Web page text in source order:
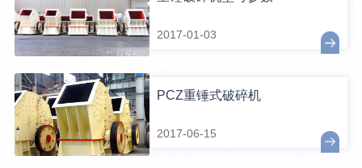
2017-01-03
PCZ重锤式破碎机
2017-06-15